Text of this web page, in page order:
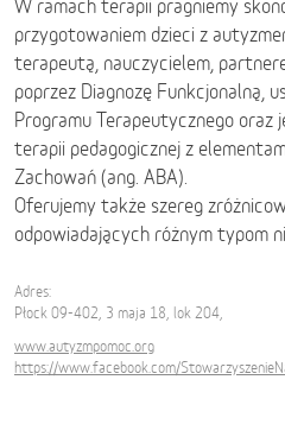
W ramach terapii pragniemy
przygotowaniem dzieci z
terapeutą, nauczycielem,
poprzez Diagnozę Funkcjonalną,
Programu Terapeutycznego oraz
terapii pedagogicznej z
Zachowań (ang. ABA).
Oferujemy także szereg
odpowiadających różnym typom
Adres:
Płock 09-402, 3 maja 18, lok 204,
www.autyzmpomoc.org
https://www.facebook.com/